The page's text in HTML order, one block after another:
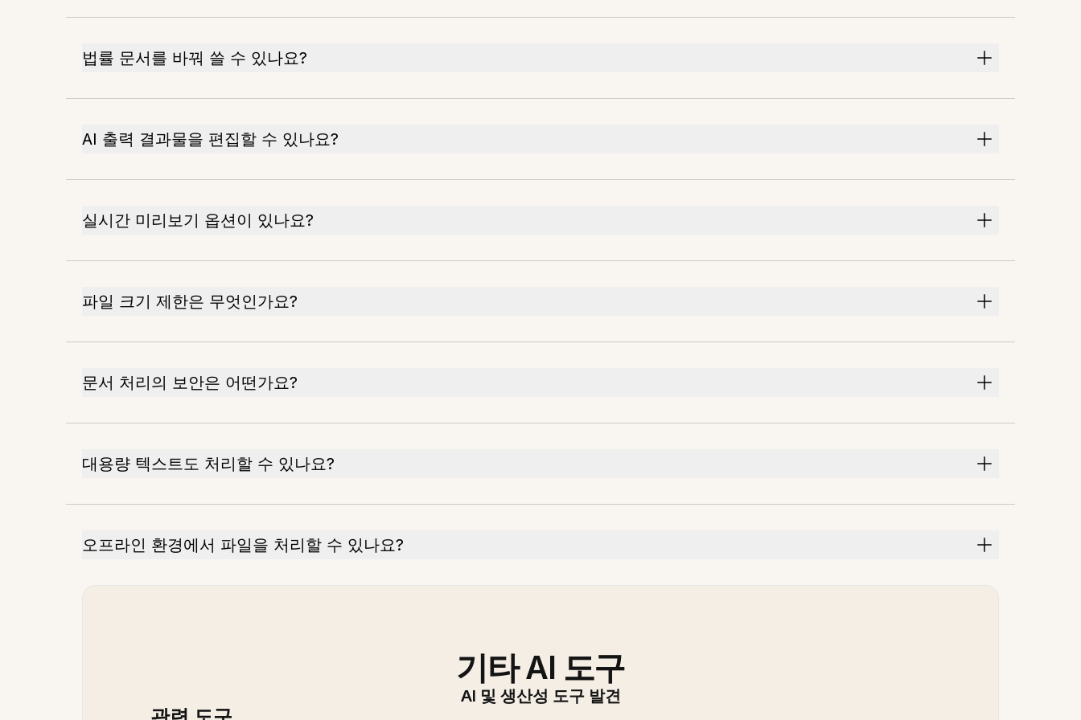
법률 문서를 바꿔 쓸 수 있나요?
AI 출력 결과물을 편집할 수 있나요?
실시간 미리보기 옵션이 있나요?
파일 크기 제한은 무엇인가요?
문서 처리의 보안은 어떤가요?
대용량 텍스트도 처리할 수 있나요?
오프라인 환경에서 파일을 처리할 수 있나요?
기타 AI 도구
AI 및 생산성 도구 발견